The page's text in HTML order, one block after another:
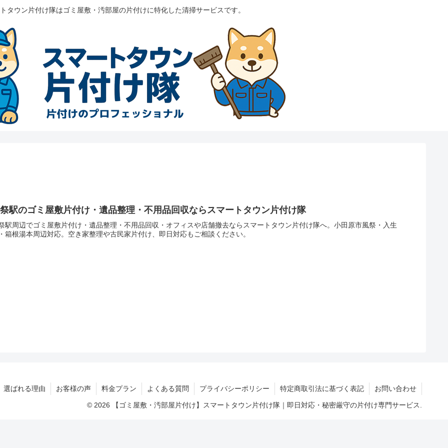
タウン片付け隊はゴミ屋敷・汚部屋の片付けに特化した清掃サービスです。
駅のゴミ屋敷片付け・遺品整理・不用品回収ならスマートタウン片付け隊
駅周辺でゴミ屋敷片付け・遺品整理・不用品回収・オフィスや店舗撤去ならスマートタウン片付け隊へ。小田原市風祭・入生
箱根湯本周辺対応。空き家整理や古民家片付け、即日対応もご相談ください。
選ばれる理由 お客様の声 料金プラン よくある質問 プライバシーポリシー 特定商取引法に基づく表記 お問い合わせ
© 2026 【ゴミ屋敷・汚部屋片付け】スマートタウン片付け隊｜即日対応・秘密厳守の片付け専門サービス.